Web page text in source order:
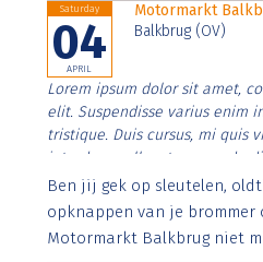
Saturday
04
APRIL
Motormarkt
Balkbrug (OV)
Lorem ipsum dolor sit amet,
elit. Suspendisse varius enim
tristique. Duis cursus, mi quis
interdum nulla, ut commodo
Aenean faucibus nibh et justo
imperdiet. Nunc ut sem vitae
Ben jij gek op sleutelen,
opknappen van je brommer
Motormarkt Balkbrug niet